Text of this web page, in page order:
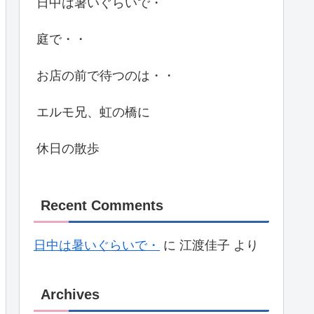
日中は暑いぐらいで・
庭で・・
お店の前で待つのは・・
エルモ兄、虹の橋に
休日の散歩
Recent Comments
日中は暑いぐらいで・ に 江渡佳子 より
Archives